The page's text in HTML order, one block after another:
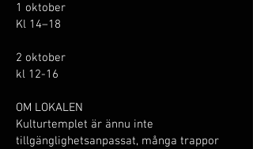
1 oktober
Kl 14–18
2 oktober
kl 12-16
OM LOKALEN
Kulturtemplet är ännu inte
tillgänglighetsanpassat, många trappor